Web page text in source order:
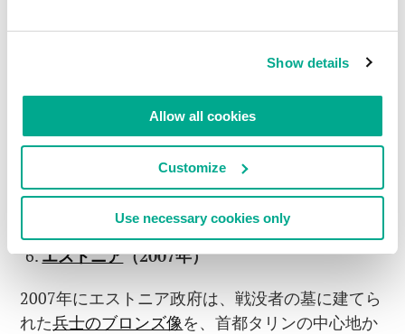
Show details
Allow all cookies
Customize
Use necessary cookies only
この他にも、Bank of AmericaのATM計13,000台が
停止し、（間接的ではあるが）2003年8月に米国
北西部で停電が発生し、5000万人に影響した
エストニア（2007年）
2007年にエストニア政府は、戦没者の墓に建てら
れた兵士のブロンズ像を、首都タリンの中心地か